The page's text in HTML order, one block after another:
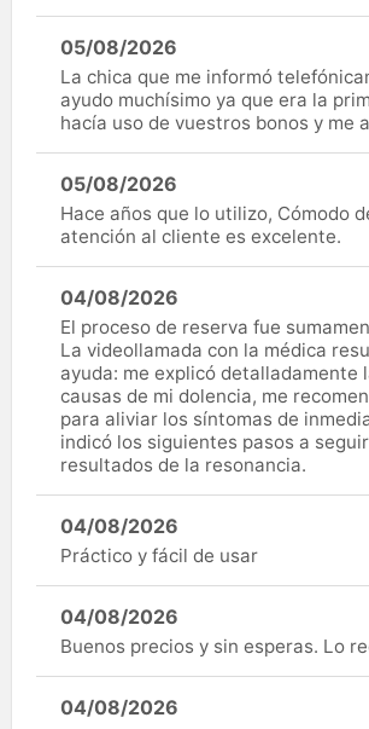
05/08/2026
La chica que me informó
ayudo muchísimo ya que era la
hacía uso de vuestros bonos y me
05/08/2026
Hace años que lo utilizo, Cómodo
atención al cliente es excelente.
04/08/2026
El proceso de reserva fue
La videollamada con la médica
ayuda: me explicó detalladamente
causas de mi dolencia, me
para aliviar los síntomas de
indicó los siguientes pasos a
resultados de la resonancia.
04/08/2026
Práctico y fácil de usar
04/08/2026
Buenos precios y sin esperas. Lo
04/08/2026